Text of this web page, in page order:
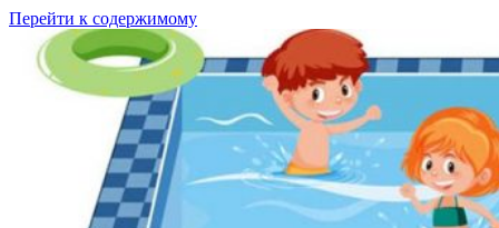
Перейти к содержимому